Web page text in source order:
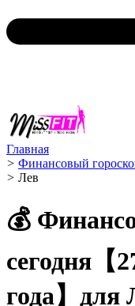
Главная
> Финансовый
> Лев ️
💰
сегодня【
года】для